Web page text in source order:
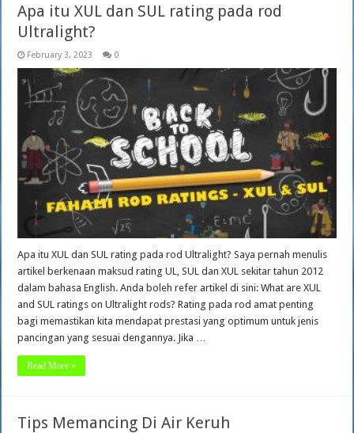
Apa itu XUL dan SUL rating pada rod
Ultralight?
February 3, 2023 0
Apa itu XUL dan SUL rating pada rod Ultralight? Saya pernah menulis
artikel berkenaan maksud rating UL, SUL dan XUL sekitar tahun 2012
dalam bahasa English. Anda boleh refer artikel di sini: What are XUL
and SUL ratings on Ultralight rods? Rating pada rod amat penting
bagi memastikan kita mendapat prestasi yang optimum untuk jenis
pancingan yang sesuai dengannya. Jika …
Read More »
Tips Memancing Di Air Keruh